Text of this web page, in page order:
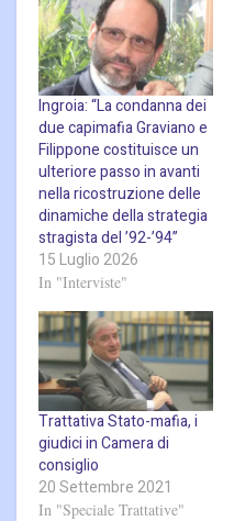
Ingroia: “La condanna dei
due capimafia Graviano e
Filippone costituisce un
ulteriore passo in avanti
nella ricostruzione delle
dinamiche della strategia
stragista del ’92-’94”
15 Luglio 2026
In "Interviste"
Trattativa Stato-mafia, i
giudici in Camera di
consiglio
20 Settembre 2021
In "Speciale Trattative"